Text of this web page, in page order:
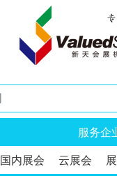
服务企
国内展会 云展会